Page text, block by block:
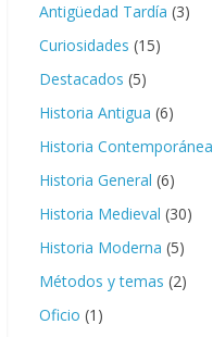
Antigüedad Tardía (3)
Curiosidades (15)
Destacados (5)
Historia Antigua (6)
Historia Contemporánea
Historia General (6)
Historia Medieval (30)
Historia Moderna (5)
Métodos y temas (2)
Oficio (1)